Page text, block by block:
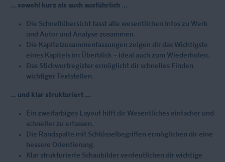
... sowohl kurz als auch ausführlich ...
Die Schnellübersicht fasst alle wesentlichen Infos zu Werk
und Autor und Analyse zusammen.
Die Kapitelzusammenfassungen zeigen dir das Wichtigste
eines Kapitels im Überblick – ideal auch zum Wiederholen.
Das Stichwortregister ermöglicht dir schnelles Finden
wichtiger Textstellen.
... und klar strukturiert ...
Ein zweifarbiges Layout hilft dir Wesentliches einfacher und
schneller zu erfassen.
Die Randspalte mit Schlüsselbegriffen ermöglichen dir eine
bessere Orientierung.
Klar strukturierte Schaubilder verdeutlichen dir wichtige